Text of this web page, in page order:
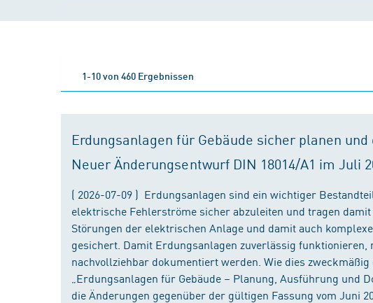
1-10 von 460 Ergebnissen
Erdungsanlagen für Gebäude sicher planen
Neuer Änderungsentwurf DIN 18014/A1 im Juli
( 2026-07-09 ) Erdungsanlagen sind ein wichtiger
elektrische Fehlerströme sicher abzuleiten und tragen
Störungen der elektrischen Anlage und damit auch
gesichert. Damit Erdungsanlagen zuverlässig
nachvollziehbar dokumentiert werden. Wie dies
„Erdungsanlagen für Gebäude – Planung, Ausführung
die Änderungen gegenüber der gültigen Fassung vom Juni